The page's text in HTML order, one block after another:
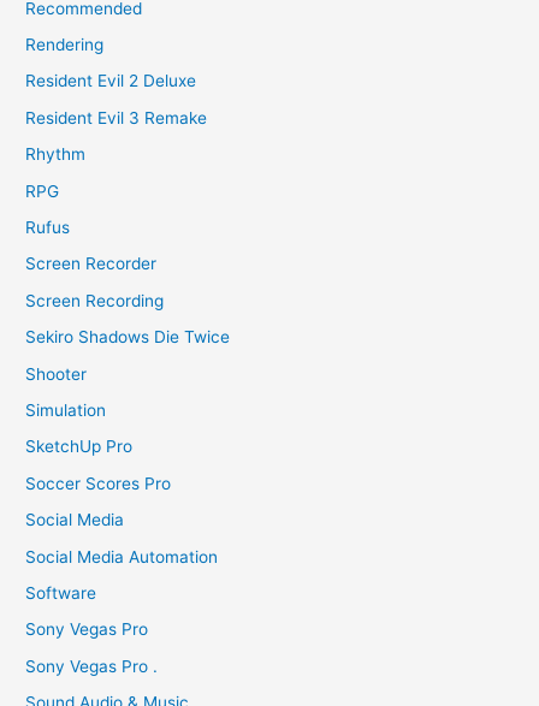
Recommended
Rendering
Resident Evil 2 Deluxe
Resident Evil 3 Remake
Rhythm
RPG
Rufus
Screen Recorder
Screen Recording
Sekiro Shadows Die Twice
Shooter
Simulation
SketchUp Pro
Soccer Scores Pro
Social Media
Social Media Automation
Software
Sony Vegas Pro
Sony Vegas Pro .